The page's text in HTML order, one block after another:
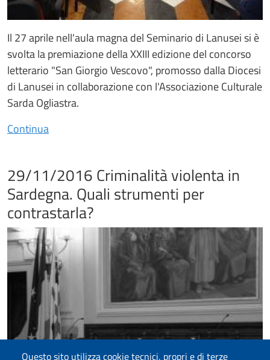
Questo sito utilizza cookie tecnici, propri e di terze
Il 27 aprile nell'aula magna del Seminario di Lanusei si è
svolta la premiazione della XXIII edizione del concorso
letterario "San Giorgio Vescovo", promosso dalla Diocesi
di Lanusei in collaborazione con l'Associazione Culturale
Sarda Ogliastra.
Continua
29/11/2016 Criminalità violenta in
Sardegna. Quali strumenti per
contrastarla?